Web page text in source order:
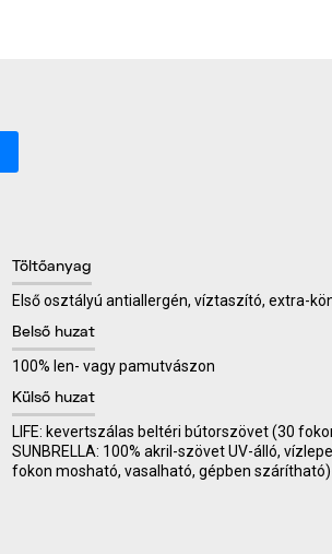
Töltőanyag
Első osztályú antiallergén, víztaszító, extra-
Belső huzat
100% len- vagy pamutvászon
Külső huzat
LIFE: kevertszálas beltéri bútorszövet (30
SUNBRELLA: 100% akril-szövet UV-álló,
fokon mosható, vasalható, gépben szárítható)